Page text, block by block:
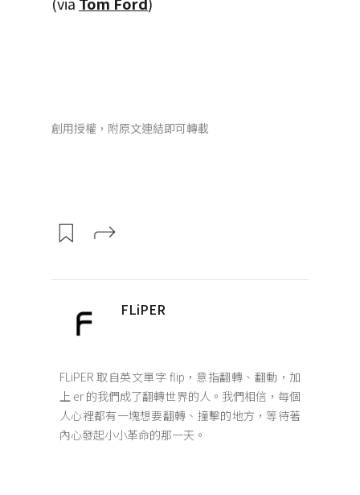
創用授權，附原文連結即可轉載
FLiPER
FLiPER 取自英文單字 flip，意指翻轉、翻動，加
上 er 的我們成了翻轉世界的人。我們相信，每個
人心裡都有一塊想要翻轉、撞擊的地方，等待著
內心發起小小革命的那一天。